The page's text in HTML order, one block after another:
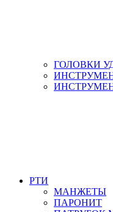
ГОЛОВКИ
РТИ
МАНЖЕТЫ
ПАРОНИТ